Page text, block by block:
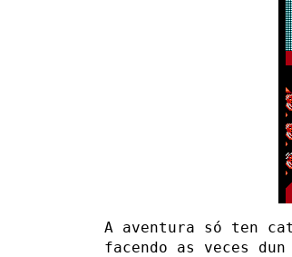
A aventura só ten
facendo as veces